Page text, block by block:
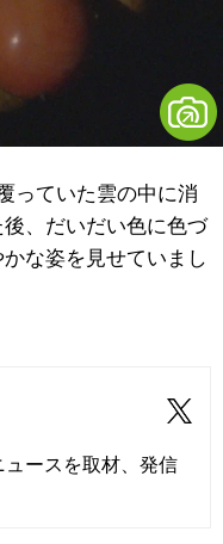
っていた雲の中に消
、だいだい色に色づ
な姿を見せていまし
ースを取材、発信